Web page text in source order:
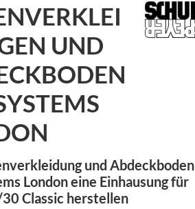
UND
und Abdeckboden
London eine Einhausung für
Classic herstellen